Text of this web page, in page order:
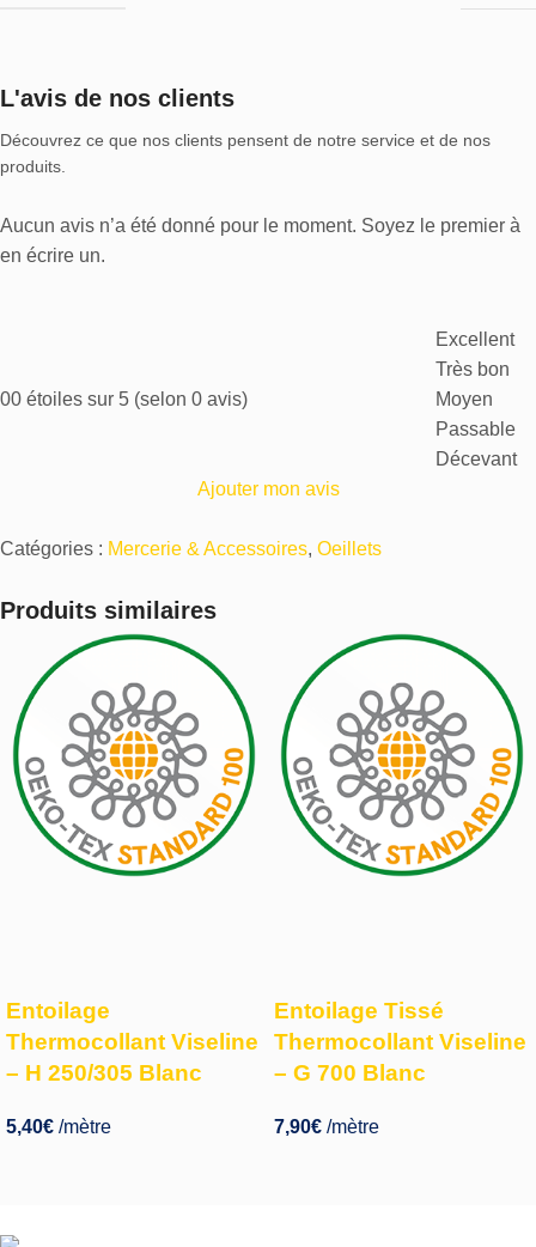
L'avis de nos clients
Découvrez ce que nos clients pensent de notre service et de nos
produits.
Aucun avis n’a été donné pour le moment. Soyez le premier à
en écrire un.
00 étoiles sur 5 (selon 0 avis)
Excellent
Très bon
Moyen
Passable
Décevant
Ajouter mon avis
Catégories : Mercerie & Accessoires, Oeillets
Produits similaires
Entoilage
Thermocollant Viseline
– H 250/305 Blanc
5,40€ /mètre
Entoilage Tissé
Thermocollant Viseline
– G 700 Blanc
7,90€ /mètre